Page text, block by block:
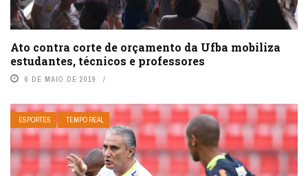
Ato contra corte de orçamento da Ufba mobiliza
estudantes, técnicos e professores
6 DE MAIO DE 2019
ESPORTES TEMPO REAL